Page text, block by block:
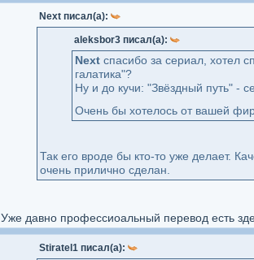
Next писал(а):
aleksbor3 писал(а):
Next спасибо за сериал, хотел
галатика"?
Ну и до кучи: "Звёздный путь" -
Очень бы хотелось от вашей
Так его вроде бы кто-то уже делает.
очень прилично сделан.
Уже давно профессиоальный перевод есть
Stiratel1 писал(а):